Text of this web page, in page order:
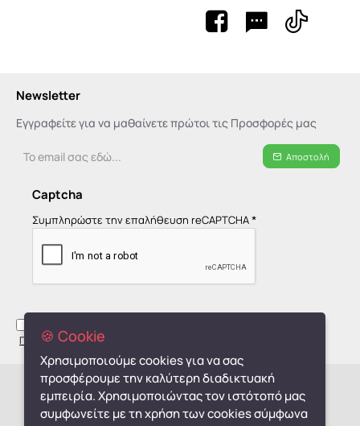
Newsletter
Εγγραφείτε για να μαθαίνετε πρώτοι τις Προσφορές μας
email
εδώ...
Αποστολή
Captcha
Συμπληρώστε την επαλήθευση reCAPTCHA
Πολιτική Απορρήτου - GDPR
Copyright © 2019-2026, monpetit.gr
🍪 Cookie
Χρησιμοποιούμε cookies για να σας
προσφέρουμε την καλύτερη διαδικτυακή
εμπειρία. Χρησιμοποιώντας τον ιστότοπό μας
συμφωνείτε με τη χρήση των cookies σύμφωνα